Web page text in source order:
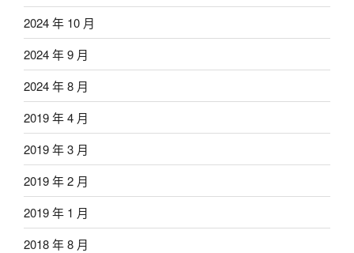
2024 年 10 月
2024 年 9 月
2024 年 8 月
2019 年 4 月
2019 年 3 月
2019 年 2 月
2019 年 1 月
2018 年 8 月